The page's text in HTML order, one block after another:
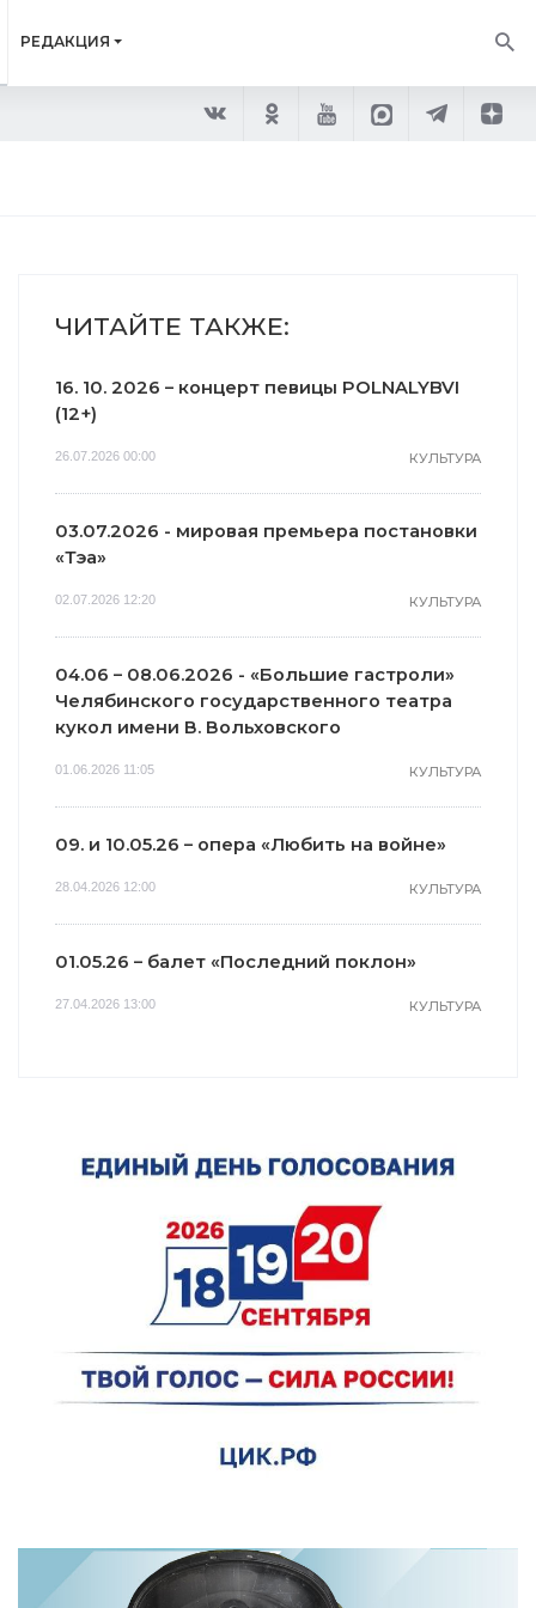
РЕДАКЦИЯ
ЧИТАЙТЕ ТАКЖЕ:
16. 10. 2026 – концерт певицы POLNALYBVI
(12+)
26.07.2026 00:00 КУЛЬТУРА
03.07.2026 - мировая премьера постановки
«Тэа»
02.07.2026 12:20 КУЛЬТУРА
04.06 – 08.06.2026 - «Большие гастроли»
Челябинского государственного театра
кукол имени В. Вольховского
01.06.2026 11:05 КУЛЬТУРА
09. и 10.05.26 – опера «Любить на войне»
28.04.2026 12:00 КУЛЬТУРА
01.05.26 – балет «Последний поклон»
27.04.2026 13:00 КУЛЬТУРА